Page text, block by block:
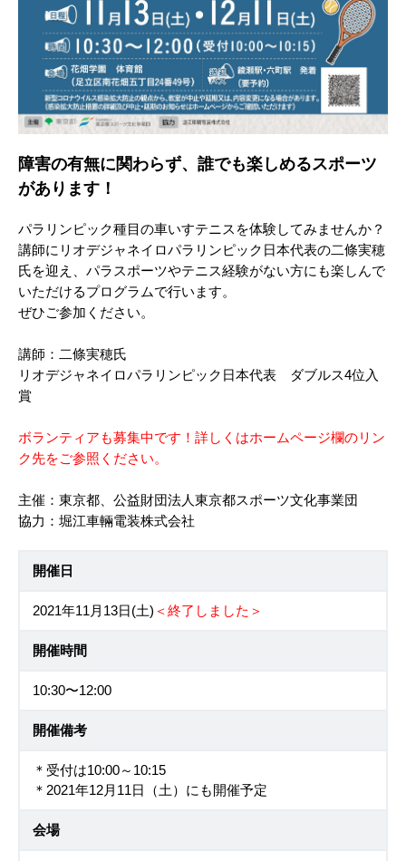
障害の有無に関わらず、誰でも楽しめるスポーツ
があります！
パラリンピック種目の車いすテニスを体験してみませんか？
講師にリオデジャネイロパラリンピック日本代表の二條実穂
氏を迎え、パラスポーツやテニス経験がない方にも楽しんで
いただけるプログラムで行います。
ぜひご参加ください。
講師：二條実穂氏
リオデジャネイロパラリンピック日本代表 ダブルス4位入
賞
ボランティアも募集中です！詳しくはホームページ欄のリン
ク先をご参照ください。
主催：東京都、公益財団法人東京都スポーツ文化事業団
協力：堀江車輛電装株式会社
開催日
2021年11月13日(土) ＜終了しました＞
開催時間
10:30〜12:00
開催備考
＊受付は10:00～10:15
＊2021年12月11日（土）にも開催予定
会場